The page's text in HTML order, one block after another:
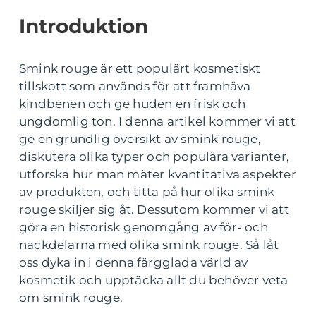
Introduktion
Smink rouge är ett populärt kosmetiskt
tillskott som används för att framhäva
kindbenen och ge huden en frisk och
ungdomlig ton. I denna artikel kommer vi att
ge en grundlig översikt av smink rouge,
diskutera olika typer och populära varianter,
utforska hur man mäter kvantitativa aspekter
av produkten, och titta på hur olika smink
rouge skiljer sig åt. Dessutom kommer vi att
göra en historisk genomgång av för- och
nackdelarna med olika smink rouge. Så låt
oss dyka in i denna färgglada värld av
kosmetik och upptäcka allt du behöver veta
om smink rouge.